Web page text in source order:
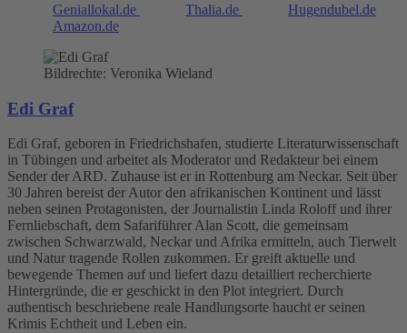
Geniallokal.de Thalia.de
Hugendubel.de
Amazon.de
Bildrechte: Veronika Wieland
Edi Graf
Edi Graf, geboren in Friedrichshafen, studierte Literaturwissenschaft
in Tübingen und arbeitet als Moderator und Redakteur bei einem
Sender der ARD. Zuhause ist er in Rottenburg am Neckar. Seit über
30 Jahren bereist der Autor den afrikanischen Kontinent und lässt
neben seinen Protagonisten, der Journalistin Linda Roloff und ihrer
Fernliebschaft, dem Safariführer Alan Scott, die gemeinsam
zwischen Schwarzwald, Neckar und Afrika ermitteln, auch Tierwelt
und Natur tragende Rollen zukommen. Er greift aktuelle und
bewegende Themen auf und liefert dazu detailliert recherchierte
Hintergründe, die er geschickt in den Plot integriert. Durch
authentisch beschriebene reale Handlungsorte haucht er seinen
Krimis Echtheit und Leben ein.